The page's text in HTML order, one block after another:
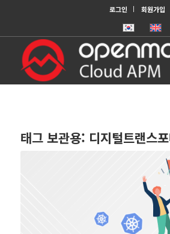
로그인 회원가입
태그 보관용: 디지털트랜스